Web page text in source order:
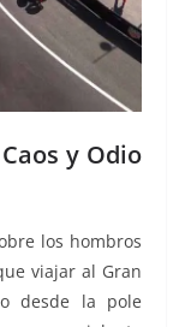
y Odio
los hombros
viajar al Gran
desde la pole